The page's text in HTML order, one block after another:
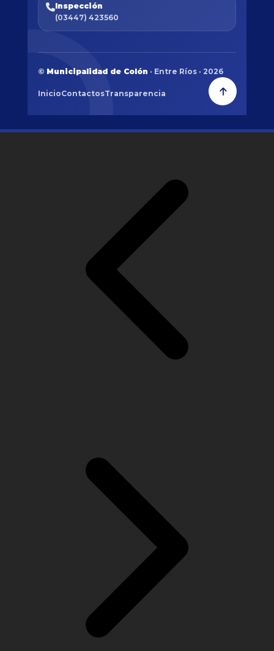
Inspección
(03447) 423560
© Municipalidad de Colón · Entre Ríos · 2026
InicioContactosTransparencia